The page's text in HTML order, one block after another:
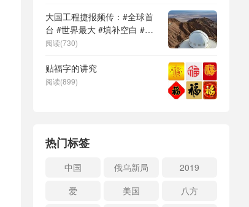
大国工程捷报频传：#全球首
台 #世界最大 #填补空白 #突
破关键节点
阅读(730)
贴福字的讲究
阅读(899)
热门标签
中国 俄乌新局
2019
爱
美国
八方